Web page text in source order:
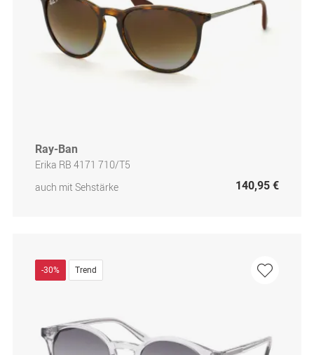
Ray-Ban
Erika RB 4171 710/T5
auch mit Sehstärke
140,95 €
-30% Trend